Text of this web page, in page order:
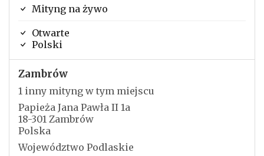
Mityng na żywo
Otwarte
Polski
Zambrów
1 inny mityng w tym miejscu
Papieża Jana Pawła II 1a
18-301 Zambrów
Polska
Województwo Podlaskie